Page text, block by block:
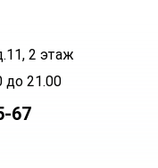
67
21.00
2 этаж